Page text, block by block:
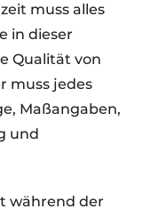
muss alles
in dieser
Qualität von
muss jedes
Maßangaben,
und
während der